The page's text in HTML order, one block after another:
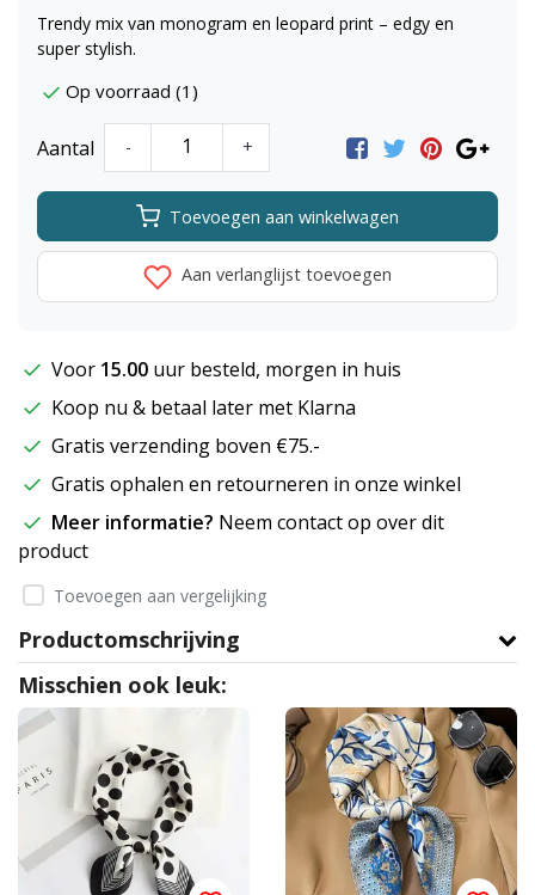
Trendy mix van monogram en leopard print – edgy en
super stylish.
Op voorraad (1)
Aantal - +
Toevoegen aan winkelwagen
Aan verlanglijst toevoegen
Voor 15.00 uur besteld, morgen in huis
Koop nu & betaal later met Klarna
Gratis verzending boven €75.-
Gratis ophalen en retourneren in onze winkel
Meer informatie? Neem contact op over dit
product
Toevoegen aan vergelijking
Productomschrijving
Misschien ook leuk: